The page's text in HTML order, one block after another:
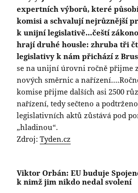
expertních výborů, které
komisi a schvalují nejrůznější
k unijní legislativě…čeští
hrají druhé housle: zhruba tři
legislativy k nám přichází z
se na unijní úrovni ročně přijme
nových směrnic a
komise přijme dalších asi 2500
nařízení, tedy sečteno a
legislativních aktů zůstává pod
„hladinou“.
Zdroj:Tyden.cz
Viktor Orbán: EU buduje
k nimž jim nikdo nedal svolení